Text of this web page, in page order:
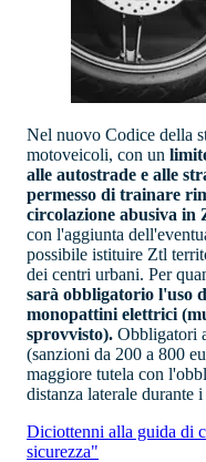
Nel nuovo Codice della
motoveicoli, con un
alle autostrade e alle
permesso di trainare
circolazione abusiva in
con l'aggiunta
possibile istituire Ztl
dei centri urbani. Per
sarà obbligatorio l'uso
monopattini elettrici
sprovvisto). Obbligatori
(sanzioni da 200 a 800
maggiore tutela con
distanza laterale durante i
Diciottenni alla guida di
sicurezza"